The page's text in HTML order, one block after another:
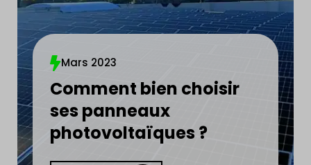
Mars 2023
Comment bien choisir
ses panneaux
photovoltaïques ?